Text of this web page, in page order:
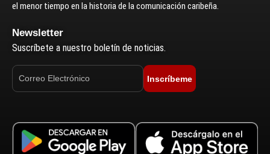
el menor tiempo en la historia de la comunicación caribeña.
Newsletter
Suscríbete a nuestro boletín de noticias.
Inscríbeme